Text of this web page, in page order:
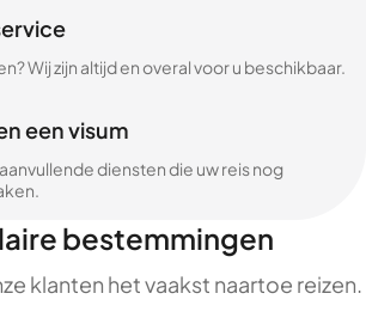
Wij zijn altijd en overal voor u beschikbaar.
een visum
diensten die uw reis nog
bestemmingen
klanten het vaakst naartoe reizen.